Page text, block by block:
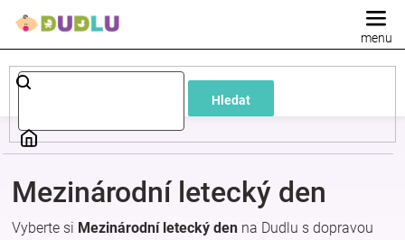
Hledat
Dětské
a
Mezinárodní letecký den
Vyberte si Mezinárodní letecký den na Dudlu s dopravou